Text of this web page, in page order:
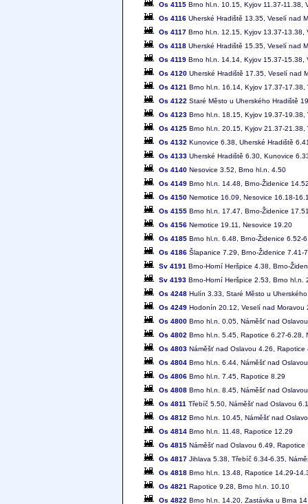
Os 4115 Brno hl.n. 10.15, Kyjov 11.37-11.38,
Os 4116 Uherské Hradiště 13.35, Veselí nad
Os 4117 Brno hl.n. 12.15, Kyjov 13.37-13.38,
Os 4118 Uherské Hradiště 15.35, Veselí nad
Os 4119 Brno hl.n. 14.14, Kyjov 15.37-15.38,
Os 4120 Uherské Hradiště 17.35, Veselí nad
Os 4121 Brno hl.n. 16.14, Kyjov 17.37-17.38,
Os 4122 Staré Město u Uherského Hradiště
Os 4123 Brno hl.n. 18.15, Kyjov 19.37-
Os 4125 Brno hl.n. 20.15, Kyjov 21.37-21.38,
Os 4132 Kunovice 6.38, Uherské Hradiště
Os 4133 Uherské Hradiště 6.30, Kunovice
Os 4140 Nesovice 3.52, Brno hl.n. 4.50
Os 4149 Brno hl.n. 14.48, Brno-Židenice
Os 4150 Nemotice 16.09, Nesovice 16.18-
Os 4155 Brno hl.n. 17.47, Brno-Židenice
Os 4156 Nemotice 19.11, Nesovice 19.20
Os 4185 Brno hl.n. 6.48, Brno-Židenice 6.52-
Os 4186 Šlapanice 7.29, Brno-Židenice 7.41-
Sv 4191 Brno-Horní Heršpice 4.38, Brno-
Sv 4193 Brno-Horní Heršpice 2.53, Brno hl.n.
Os 4248 Hulín 3.33, Staré Město u
Os 4249 Hodonín 20.12, Veselí nad
Os 4800 Brno hl.n. 0.05, Náměšť nad
Os 4802 Brno hl.n. 5.45, Rapotice 6.27-6.28,
Os 4803 Náměšť nad Oslavou 4.26,
Os 4804 Brno hl.n. 6.44, Náměšť nad
Os 4806 Brno hl.n. 7.45, Rapotice 8.29
Os 4808 Brno hl.n. 8.45, Náměšť nad
Os 4811 Třebíč 5.50, Náměšť nad Oslavou
Os 4812 Brno hl.n. 10.45, Náměšť nad
Os 4814 Brno hl.n. 11.48, Rapotice 12.29
Os 4815 Náměšť nad Oslavou 6.49,
Os 4817 Jihlava 5.38, Třebíč 6.34-6.35,
Os 4818 Brno hl.n. 13.48, Rapotice 14.29-
Os 4821 Rapotice 9.28, Brno hl.n. 10.10
Os 4822 Brno hl.n. 14.20, Zastávka u Brna